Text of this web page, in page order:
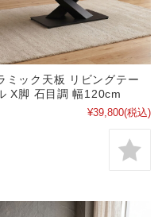
ミック天板 リビングテー
X脚 石目調 幅120cm
¥39,800(税込)